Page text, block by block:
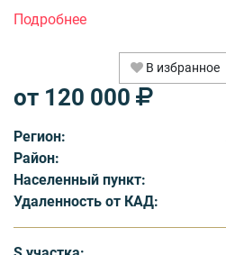
Санкт-Петербурга.
хорошей экологией,
и малым количеством
отличие от северной и
сообщение. Удобная
близость электромощностей и
привлекательное место,
дачный отдых, так и
проживание.
В избранное
от 120 000
Регион:
Район:
Населенный пункт:
Удаленность от КАД: